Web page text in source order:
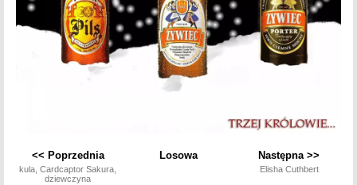
<< Poprzednia
kula, Cardcaptor Sakura,
dziewczyna
Losowa Następna >>
Elisha Cuthbert